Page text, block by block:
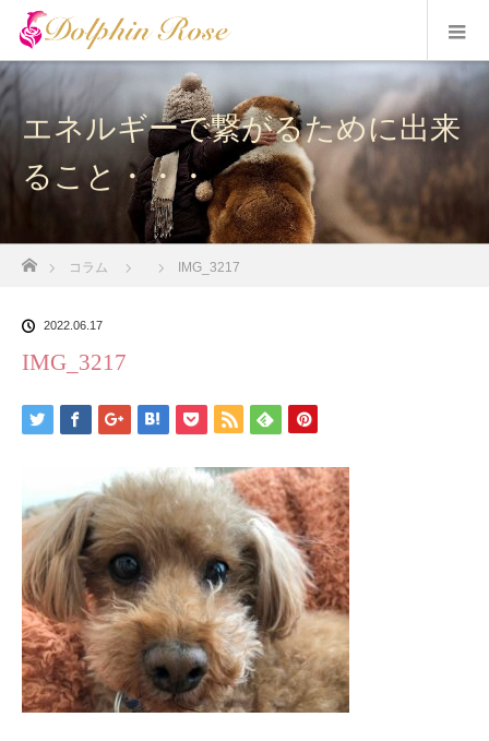
エネルギーで繋がるために出来
ること・・・
コラム IMG_3217
2022.06.17
IMG_3217